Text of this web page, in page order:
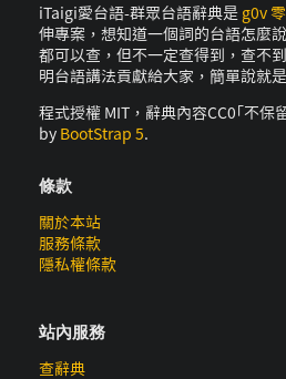
iTaigi愛台語-群眾台語辭典是 g0v
伸專案，想知道一個詞的台語怎麼
都可以查，但不一定查得到，查不
明台語講法貢獻給大家，簡單說就
程式授權 MIT，辭典內容CC0｢不保
by BootStrap 5.
條款
關於本站
服務條款
隱私權條款
站內服務
查辭典